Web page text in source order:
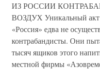
ИЗ РОССИИ
ВОЗДУХ Уникальный акт
«Россия» едва не
контрабандисты. Они
тысяч ящиков этого
местной фирмы